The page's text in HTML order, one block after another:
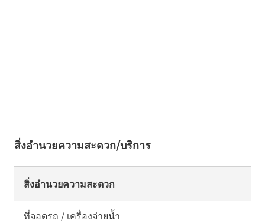
สิ่งอำนวยความสะดวก/บริการ
สิ่งอำนวยความสะดวก
ที่จอดรถ / เครื่องจ่ายน้ำ